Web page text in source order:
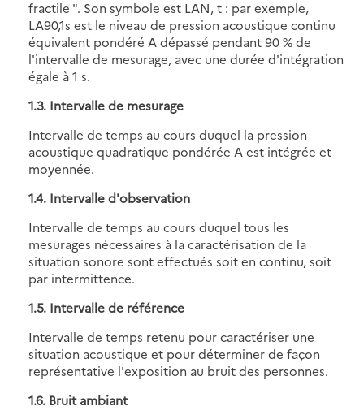
fractile ". Son symbole est LAN, t : par exemple,
LA90,1s est le niveau de pression acoustique continu
équivalent pondéré A dépassé pendant 90 % de
l'intervalle de mesurage, avec une durée d'intégration
égale à 1 s.
1.3. Intervalle de mesurage
Intervalle de temps au cours duquel la pression
acoustique quadratique pondérée A est intégrée et
moyennée.
1.4. Intervalle d'observation
Intervalle de temps au cours duquel tous les
mesurages nécessaires à la caractérisation de la
situation sonore sont effectués soit en continu, soit
par intermittence.
1.5. Intervalle de référence
Intervalle de temps retenu pour caractériser une
situation acoustique et pour déterminer de façon
représentative l'exposition au bruit des personnes.
1.6. Bruit ambiant